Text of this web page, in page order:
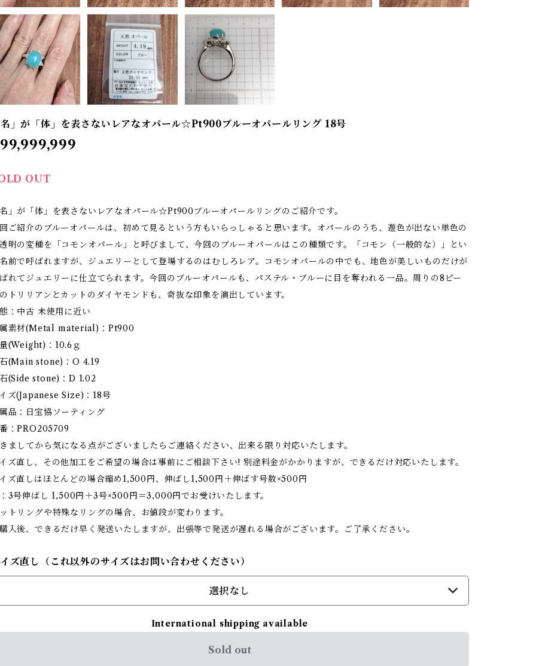
」が「体」を表さないレアなオパール☆Pt900ブルーオパールリング 18号
OUT
」が「体」を表さないレアなオパール☆Pt900ブルーオパールリングのご紹介です。
ご紹介のブルーオパールは、初めて見るという方もいらっしゃると思います。オパールのうち、遊色が出ない単色の
明の変種を「コモンオパール」と呼びまして、今回のブルーオパールはこの種類です。「コモン（一般的な）」とい
前で呼ばれますが、ジュエリーとして登場するのはむしろレア。コモンオパールの中でも、地色が美しいものだけが
れてジュエリーに仕立てられます。今回のブルーオパールも、パステル・ブルーに目を奪われる一品。周りの8ピー
トリリアンとカットのダイヤモンドも、奇抜な印象を演出しています。
：中古 未使用に近い
素材(Metal material)：Pt900
(Weight)：10.6ｇ
(Main stone)：O 4.19
(Side stone)：D 1.02
ズ(Japanese Size)：18号
品：日宝協ソーティング
：PRO205709
ましてから気になる点がございましたらご連絡ください、出来る限り対応いたします。
ズ直し、その他加工をご希望の場合は事前にご相談下さい! 別途料金がかかりますが、できるだけ対応いたします。
ズ直しはほとんどの場合縮め1,500円、伸ばし1,500円＋伸ばす号数×500円
3号伸ばし 1,500円＋3号×500円＝3,000円でお受けいたします。
トリングや特殊なリングの場合、お値段が変わります。
入後、できるだけ早く発送いたしますが、出張等で発送が遅れる場合がございます。ご了承ください。
ズ直し（これ以外のサイズはお問い合わせください）
選択なし
International shipping available
Sold out